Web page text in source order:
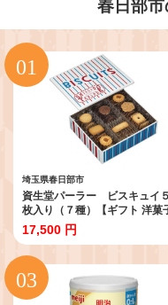
春日部
埼玉県春日部市
資生堂パーラー ビスキュイ
枚入り（７種）【ギフト 洋菓
スイーツセット 贈答用 おやつ
レゼント 人気 菓子折り】
(CM001)
17,500 円